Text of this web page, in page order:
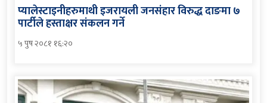
प्यालेस्टाइनीहरुमाथी इजरायली जनसंहार विरुद्ध दाङमा ७
पार्टीले हस्ताक्षर संकलन गर्ने
५ पुष २०८१ १६:२०